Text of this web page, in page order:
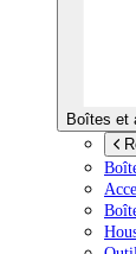
Boîtes et